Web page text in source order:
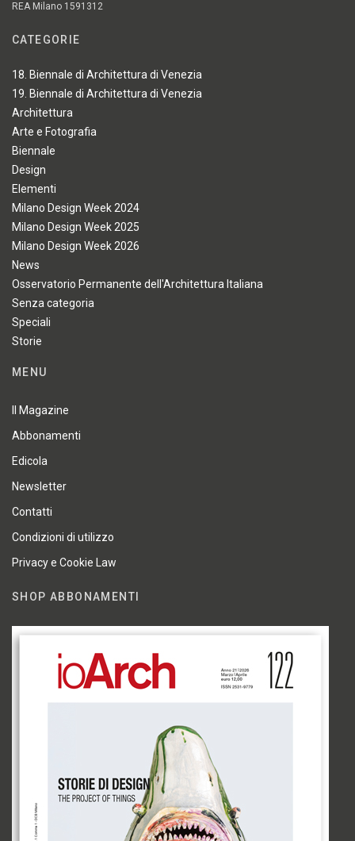
REA Milano 1591312
CATEGORIE
18. Biennale di Architettura di Venezia
19. Biennale di Architettura di Venezia
Architettura
Arte e Fotografia
Biennale
Design
Elementi
Milano Design Week 2024
Milano Design Week 2025
Milano Design Week 2026
News
Osservatorio Permanente dell'Architettura Italiana
Senza categoria
Speciali
Storie
MENU
Il Magazine
Abbonamenti
Edicola
Newsletter
Contatti
Condizioni di utilizzo
Privacy e Cookie Law
SHOP ABBONAMENTI